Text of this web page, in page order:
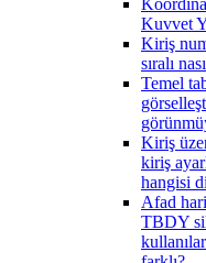
Kuvvet
Kiriş
sıralı
Temel
Kiriş
kiriş
hangisi
Afad
TBDY